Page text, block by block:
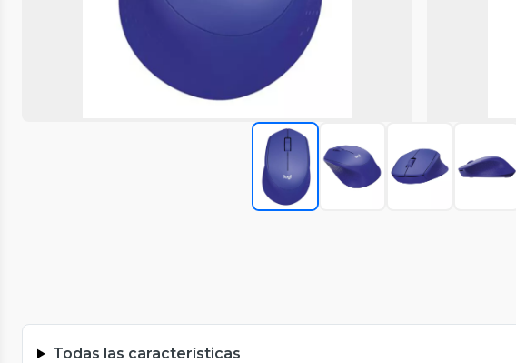
Todas las características